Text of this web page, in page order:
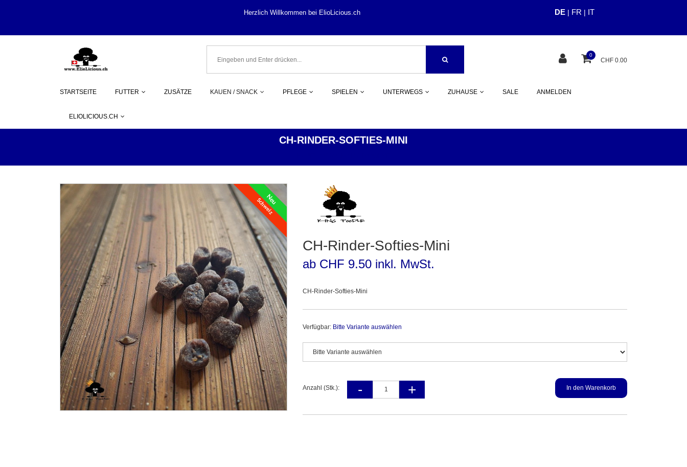
Herzlich Willkommen bei ElioLicious.ch DE | FR | IT
0
CHF 0.00
STARTSEITE FUTTER ZUSÄTZE KAUEN / SNACK PFLEGE SPIELEN UNTERWEGS ZUHAUSE SALE ANMELDEN
ELIOLICIOUS.CH
CH-RINDER-SOFTIES-MINI
Neu
Schweiz
CH-Rinder-Softies-Mini
ab CHF 9.50 inkl. MwSt.
CH-Rinder-Softies-Mini
Verfügbar: Bitte Variante auswählen
Anzahl (Stk.):